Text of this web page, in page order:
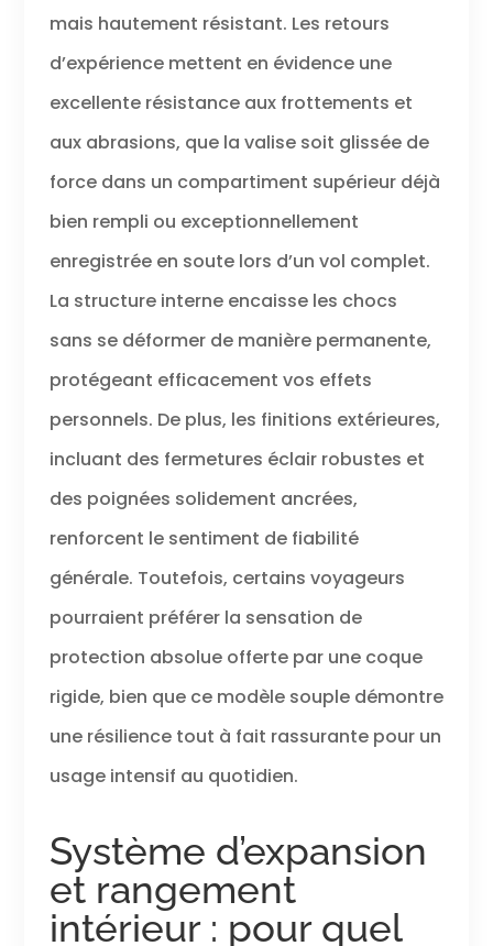
mais hautement résistant. Les retours
d’expérience mettent en évidence une
excellente résistance aux frottements et
aux abrasions, que la valise soit glissée de
force dans un compartiment supérieur déjà
bien rempli ou exceptionnellement
enregistrée en soute lors d’un vol complet.
La structure interne encaisse les chocs
sans se déformer de manière permanente,
protégeant efficacement vos effets
personnels. De plus, les finitions extérieures,
incluant des fermetures éclair robustes et
des poignées solidement ancrées,
renforcent le sentiment de fiabilité
générale. Toutefois, certains voyageurs
pourraient préférer la sensation de
protection absolue offerte par une coque
rigide, bien que ce modèle souple démontre
une résilience tout à fait rassurante pour un
usage intensif au quotidien.
Système d’expansion
et rangement
intérieur : pour quel